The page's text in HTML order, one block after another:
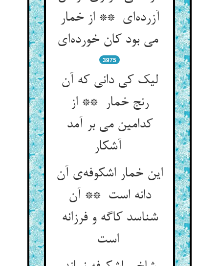
آزرده‌ای ** از خمار
می بود کان خورده‌ای
3975
لیک کی دانی که آن
رنج خمار ** از
کدامین می بر آمد
این خمار اشکوفه‌ی آن
دانه است ** آن
شناسد کاگه و فرزانه
است